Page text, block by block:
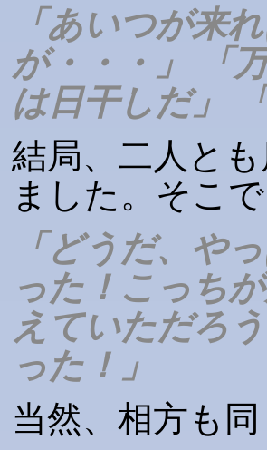
「あいつが来
が・・・」 「
は日干しだ」
結局、二人と
ました。そこ
「どうだ、や
った！こっち
えていただろ
った！」
当然、相方も同